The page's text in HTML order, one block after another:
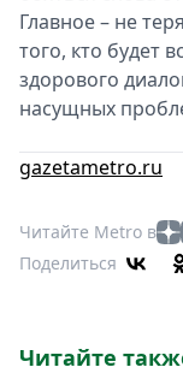
Главное – не
того, кто будет
здорового
насущных
gazetametro.ru
Читайте Metro в
Поделиться
Читайте